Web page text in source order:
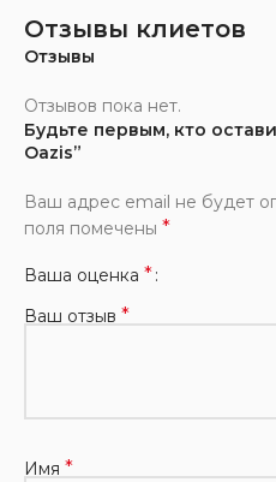
Отзывы клиетов
Отзывы
Отзывов пока нет.
Будьте первым, кто
Oazis”
Ваш адрес email не будет
поля помечены *
Ваша оценка *
Ваш отзыв *
Имя *